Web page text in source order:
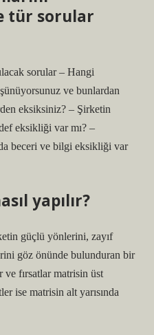
tür sorular
sorular – Hangi
ve bunlardan
eksiksiniz? – Şirketin
eksikliği var mı? –
beceri ve bilgi eksikliği var
yapılır?
güçlü yönlerini, zayıf
göz önünde bulunduran bir
fırsatlar matrisin üst
ise matrisin alt yarısında